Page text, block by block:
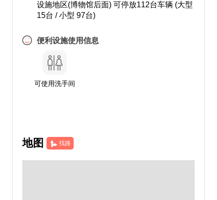
设施地区(博物馆后面) 可停放112台车辆 (大型
15台 / 小型 97台)
便利设施使用信息
可使用洗手间
地图 找路